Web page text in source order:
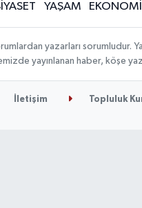
YAŞAM EKONOMİ
yazarları sorumludur.
yayınlanan haber, köşe
İletişim Topluluk